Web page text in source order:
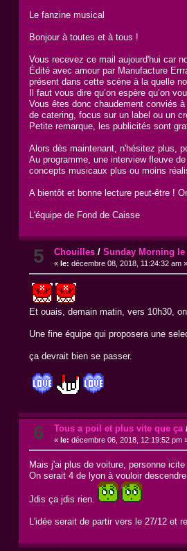
Le fanzine musical
Bonjour à toutes et à tous !
Vous recevez ce mail aujourd'hui car
Édité avec amour par Manufacture
présent dans cette scène à la quelle
Il faut vous dire qu’on espère qu’on
Vous êtes donc chaudement conviés
de catering, focus sur un label ou un
Petite remarque, les publicités sont
Alors dès maintenant, n'hésitez plus,
Au programme, une interview fleuve
concepts musicaux plus ou moins
A bientôt et bonne lecture peut-être !
L'équipe de Fond de Caisse
5 Chouilles/ Sunday Morning le
« le: décembre 08, 2018, 11:24:32 am »
Et ouais, demain matin, vers 10h30,
Une fine équipe qui proposera une
ça devrait bien se passer.
6 Tous a poil et plus vite que ça
« le: décembre 06, 2018, 12:19:52 pm
Mais j'ai plus de voiture, personne
On serait 4 de lyon à vouloir
Jdis ça jdis rien.
L'idée serait de partir vers le 27/12 et